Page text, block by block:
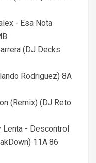
- Esa Nota
(DJ Decks
Rodriguez) 8A
(Remix) (DJ Reto
Lenta - Descontrol
11A 86